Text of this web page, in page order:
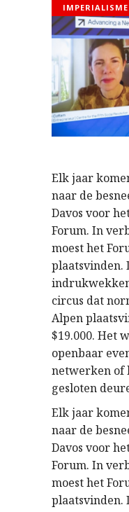
Elk jaar
naar de
Davos voor
Forum. In
moest het
plaatsvinden.
circus dat
Alpen
$19.000. Het
openbaar
netwerken of
gesloten
Elk jaar
naar de
Davos voor
Forum. In
moest het
plaatsvinden.